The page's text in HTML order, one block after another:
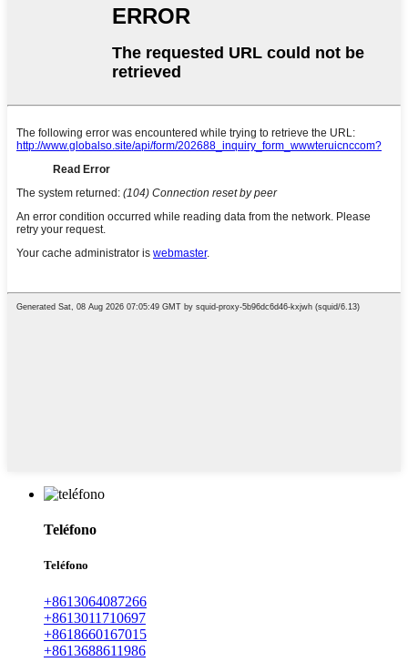
Teléfono
Teléfono
+8613064087266
+8613011710697
+8618660167015
+8613688611986